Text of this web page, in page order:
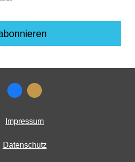
Impressum
Datenschutz